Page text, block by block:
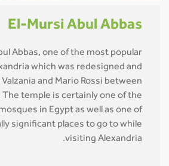
El-Mursi Abul Abbas
Abbas, one of the most popular
which was redesigned and
Valzania and Mario Rossi between
The temple is certainly one of the
mosques in Egypt as well as one of
significant places to go to while
visiting Alexandria.